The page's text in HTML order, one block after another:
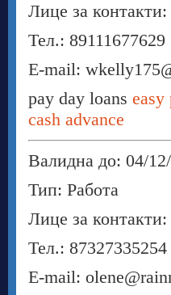
Лице за контакти:
Тел.: 89111677629
E-mail:
pay day loans easy
cash advance
Валидна до: 04/
Тип: Работа
Лице за
Тел.: 87327335254
E-mail: